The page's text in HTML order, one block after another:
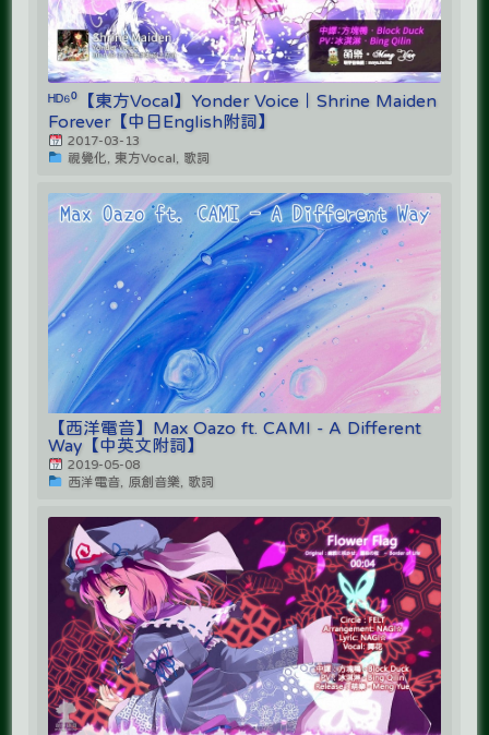
ᴴᴰ⁶⁰【東方Vocal】Yonder Voice｜Shrine Maiden
Forever【中日English附詞】
2017-03-13
視覺化, 東方Vocal, 歌詞
【西洋電音】Max Oazo ft. CAMI - A Different
Way【中英文附詞】
2019-05-08
西洋電音, 原創音樂, 歌詞